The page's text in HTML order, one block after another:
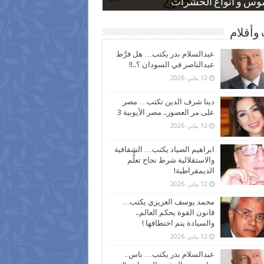
و أنواع الحشرات
بعد ارتفاع الأسعار
نسبة الطلاق في مصر
كاركاتيرية
كاركاتيرية
وأقلام
عبدالسلام بدر يكتب… هل فرَّط
عبدالناصر في السودان ؟..!!
12 يناير، 2026
دينا شرف الدين تكتب… مصر
على مر العصور.. مصر الأيوبية 3
12 يناير، 2026
ابراهيم الصياد يكتب… الشفافية
والاستقلالية شرط نجاح تعلُّم
الديمقراطية!
12 يناير، 2026
محمد يوسف العزيزي يكتب…
قانون القوة يحكم العالم..
والسيادة يتم اختطافها !
12 يناير، 2026
عبدالسلام بدر يكتب… ناس .